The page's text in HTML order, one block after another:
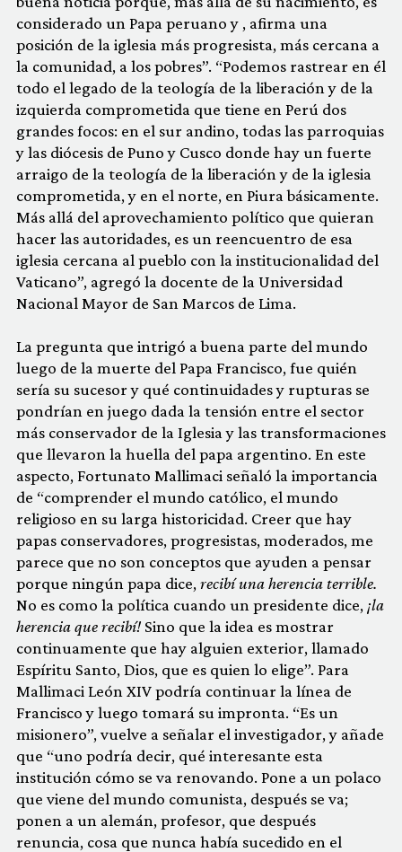
considerado un Papa peruano y , afirma una
posición de la iglesia más progresista, más cercana a
la comunidad, a los pobres”. “Podemos rastrear en él
todo el legado de la teología de la liberación y de la
izquierda comprometida que tiene en Perú dos
grandes focos: en el sur andino, todas las parroquias
y las diócesis de Puno y Cusco donde hay un fuerte
arraigo de la teología de la liberación y de la iglesia
comprometida, y en el norte, en Piura básicamente.
Más allá del aprovechamiento político que quieran
hacer las autoridades, es un reencuentro de esa
iglesia cercana al pueblo con la institucionalidad del
Vaticano”, agregó la docente de la Universidad
Nacional Mayor de San Marcos de Lima.
La pregunta que intrigó a buena parte del mundo
luego de la muerte del Papa Francisco, fue quién
sería su sucesor y qué continuidades y rupturas se
pondrían en juego dada la tensión entre el sector
más conservador de la Iglesia y las transformaciones
que llevaron la huella del papa argentino. En este
aspecto, Fortunato Mallimaci señaló la importancia
de “comprender el mundo católico, el mundo
religioso en su larga historicidad. Creer que hay
papas conservadores, progresistas, moderados, me
parece que no son conceptos que ayuden a pensar
porque ningún papa dice, recibí una herencia terrible.
No es como la política cuando un presidente dice, ¡la
herencia que recibí! Sino que la idea es mostrar
continuamente que hay alguien exterior, llamado
Espíritu Santo, Dios, que es quien lo elige”. Para
Mallimaci León XIV podría continuar la línea de
Francisco y luego tomará su impronta. “Es un
misionero”, vuelve a señalar el investigador, y añade
que “uno podría decir, qué interesante esta
institución cómo se va renovando. Pone a un polaco
que viene del mundo comunista, después se va;
ponen a un alemán, profesor, que después
renuncia, cosa que nunca había sucedido en el